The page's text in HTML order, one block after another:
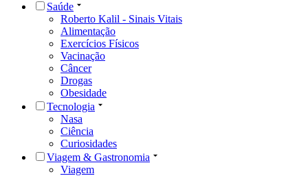
Saúde
Roberto Kalil - Sinais Vitais
Alimentação
Exercícios Físicos
Vacinação
Câncer
Drogas
Obesidade
Tecnologia
Nasa
Ciência
Curiosidades
Viagem & Gastronomia
Viagem